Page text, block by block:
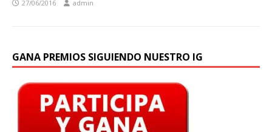
27/06/2016 admin
GANA PREMIOS SIGUIENDO NUESTRO IG